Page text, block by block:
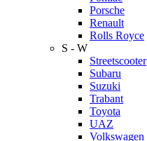
Porsche
Renault
Rolls Royce
S - W
Streetscooter
Subaru
Suzuki
Trabant
Toyota
UAZ
Volkswagen